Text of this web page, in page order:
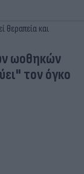
ωοθηκών
τον όγκο